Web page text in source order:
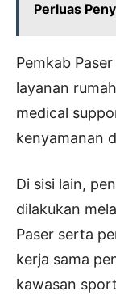
Perluas
Pemkab
layanan
medical
kenyamanan
Di sisi lain,
dilakukan
Paser serta
kerja sama
kawasan